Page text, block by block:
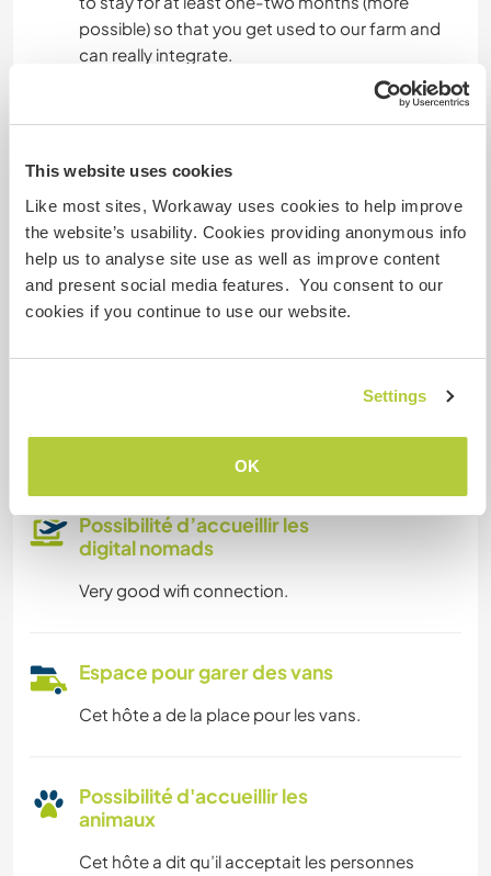
This website uses cookies
Like most sites, Workaway uses cookies to help improve
the website’s usability. Cookies providing anonymous info
help us to analyse site use as well as improve content
and present social media features. You consent to our
cookies if you continue to use our website.
Settings
OK
possible) so that you get used to our farm and
can really integrate.
complémentaires
Accès Internet
Accès Internet limité
Nous avons des animaux
Familles bienvenues
Possibilité d’accueillir les
digital nomads
Very good wifi connection.
Espace pour garer des vans
Cet hôte a de la place pour les vans.
Possibilité d'accueillir les
animaux
Cet hôte a dit qu’il acceptait les personnes